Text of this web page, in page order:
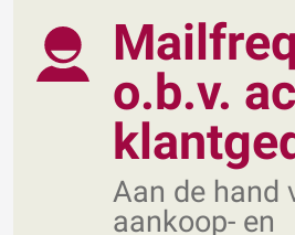
o.b.v.
Aan de hand
aankoop- en